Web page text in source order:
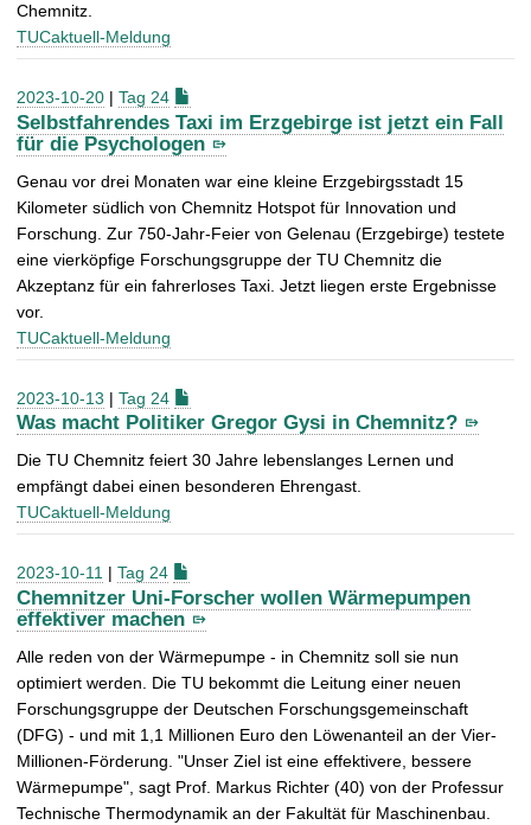
Chemnitz.
TUCaktuell-Meldung
2023-10-20 | Tag 24
Selbstfahrendes Taxi im Erzgebirge ist jetzt ein Fall
für die Psychologen
Genau vor drei Monaten war eine kleine Erzgebirgsstadt 15
Kilometer südlich von Chemnitz Hotspot für Innovation und
Forschung. Zur 750-Jahr-Feier von Gelenau (Erzgebirge) testete
eine vierköpfige Forschungsgruppe der TU Chemnitz die
Akzeptanz für ein fahrerloses Taxi. Jetzt liegen erste Ergebnisse
vor.
TUCaktuell-Meldung
2023-10-13 | Tag 24
Was macht Politiker Gregor Gysi in Chemnitz?
Die TU Chemnitz feiert 30 Jahre lebenslanges Lernen und
empfängt dabei einen besonderen Ehrengast.
TUCaktuell-Meldung
2023-10-11 | Tag 24
Chemnitzer Uni-Forscher wollen Wärmepumpen
effektiver machen
Alle reden von der Wärmepumpe - in Chemnitz soll sie nun
optimiert werden. Die TU bekommt die Leitung einer neuen
Forschungsgruppe der Deutschen Forschungsgemeinschaft
(DFG) - und mit 1,1 Millionen Euro den Löwenanteil an der Vier-
Millionen-Förderung. "Unser Ziel ist eine effektivere, bessere
Wärmepumpe", sagt Prof. Markus Richter (40) von der Professur
Technische Thermodynamik an der Fakultät für Maschinenbau.